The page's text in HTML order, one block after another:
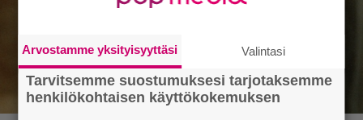
Arvostamme yksityisyyttäsi Valintasi
Tarvitsemme suostumuksesi tarjotaksemme
henkilökohtaisen käyttökokemuksen